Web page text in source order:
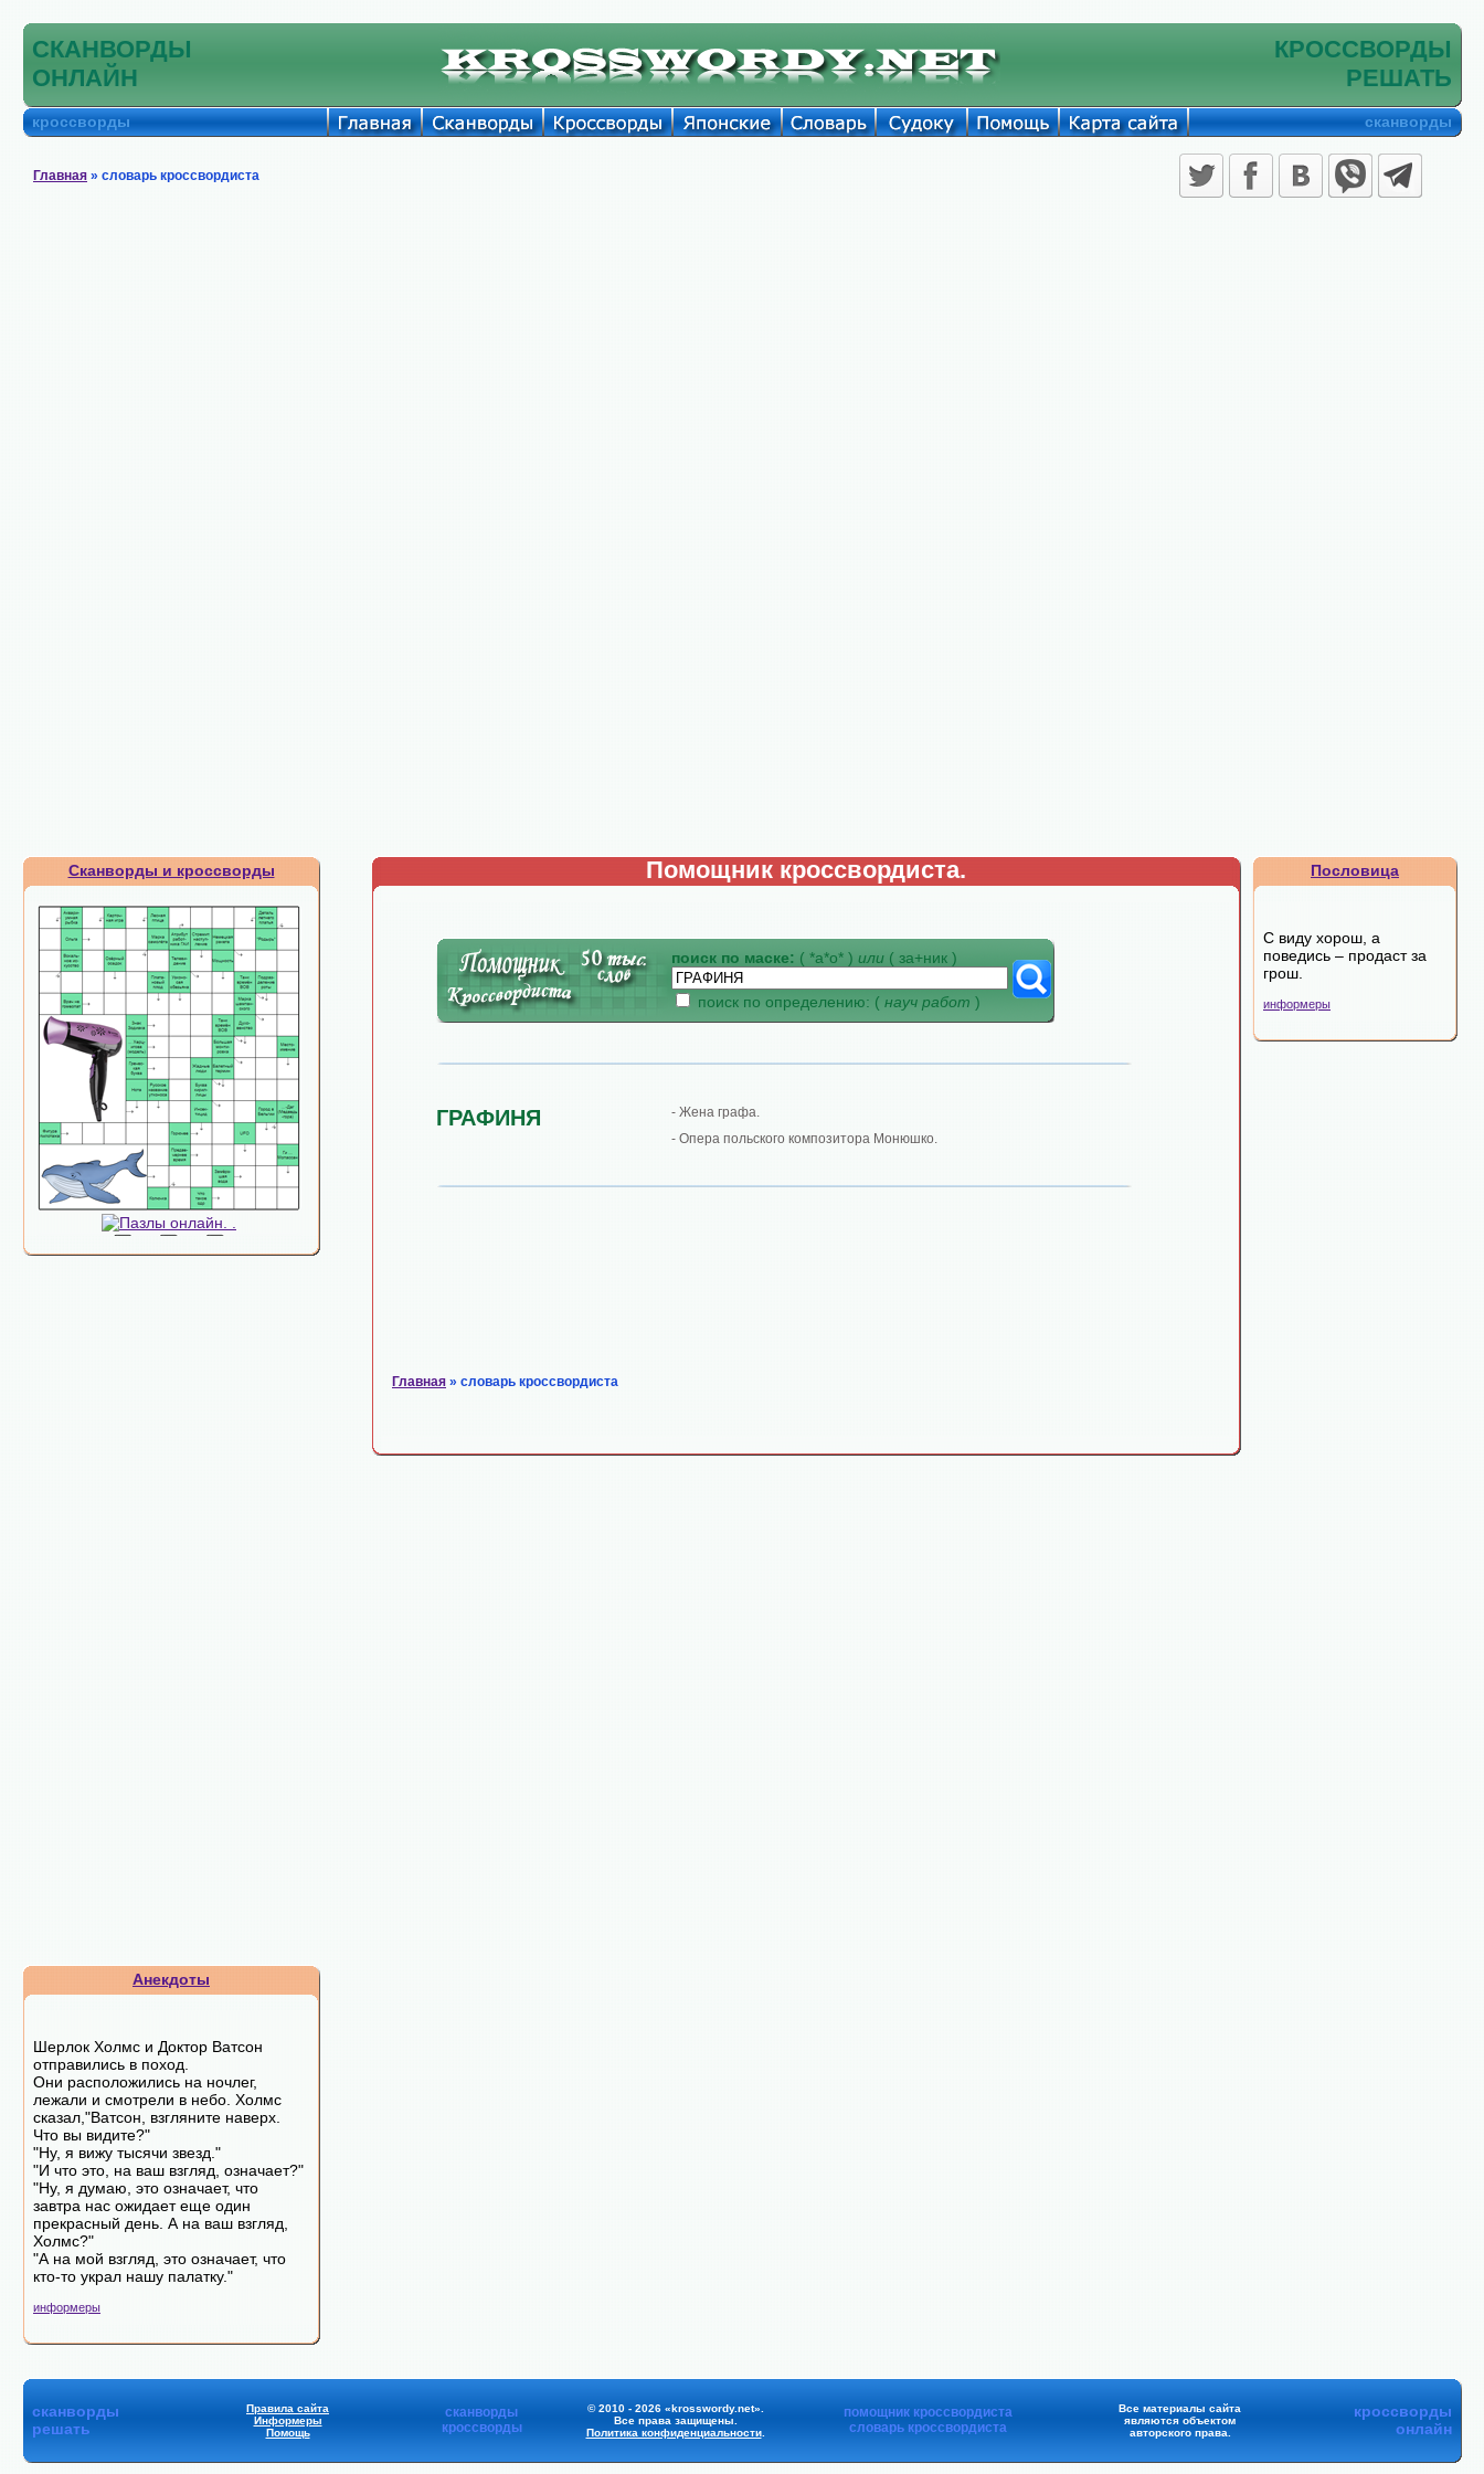
СКАНВОРДЫ
ОНЛАЙН
КРОССВОРДЫ
РЕШАТЬ
кроссворды сканворды
Главная » словарь кроссвордиста
Сканворды и кроссворды
Анекдоты
Шерлок Холмс и Доктор Ватсон
отправились в поход.
Они расположились на ночлег,
лежали и смотрели в небо. Холмс
сказал,"Ватсон, взгляните наверх.
Что вы видите?"
"Ну, я вижу тысячи звезд."
"И что это, на ваш взгляд, означает?"
"Ну, я думаю, это означает, что
завтра нас ожидает еще один
прекрасный день. А на ваш взгляд,
Холмс?"
"А на мой взгляд, это означает, что
кто-то украл нашу палатку."
информеры
Помощник кроссвордиста.
поиск по маске: ( *а*о* ) или ( за+ник )
поиск по определению: ( науч работ )
ГРАФИНЯ
- Жена графа.
- Опера польского композитора Монюшко.
Главная » словарь кроссвордиста
Пословица
С виду хорош, а
поведись – продаст за
грош.
информеры
сканворды
решать
Правила сайта
Информеры
Помощь
сканворды
кроссворды
© 2010 - 2026 «krosswordy.net».
Все права защищены.
Политика конфиденциальности.
помощник кроссвордиста
словарь кроссвордиста
Все материалы сайта
являются объектом
авторского права.
кроссворды
онлайн